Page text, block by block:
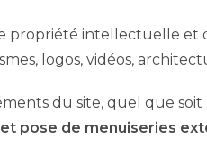
propriété intellectuelle et
logos, vidéos,
du site, quel que soit
et pose de menuiseries